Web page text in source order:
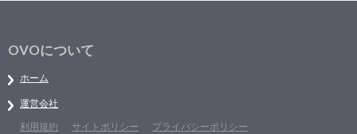
OVOについて
ホーム
運営会社
利用規約
サイトポリシー プライバシーポリシー